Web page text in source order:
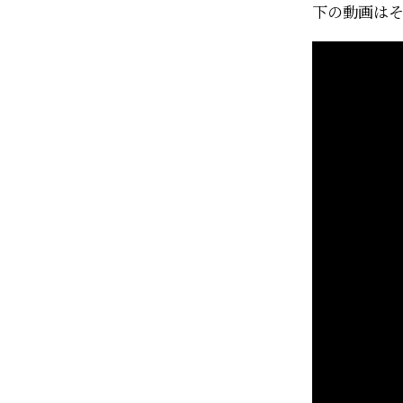
下の動画は